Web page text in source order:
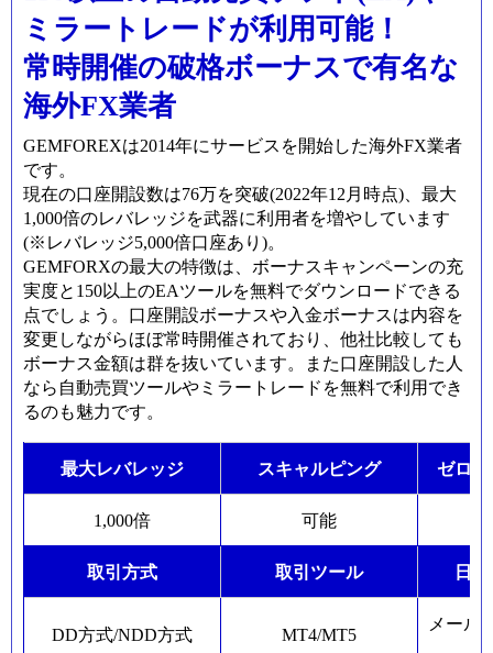
ミラートレードが利用可能！
常時開催の破格ボーナスで有名な
海外FX業者
GEMFOREXは2014年にサービスを開始した海外FX業者
です。
現在の口座開設数は76万を突破(2022年12月時点)、最大
1,000倍のレバレッジを武器に利用者を増やしています
(※レバレッジ5,000倍口座あり )。
GEMFORXの最大の特徴は、ボーナスキャンペーンの充
実度と150以上のEAツールを無料でダウンロードできる
点でしょう。口座開設ボーナスや入金ボーナスは内容を
変更しながらほぼ常時開催されており、他社比較しても
ボーナス金額は群を抜いています。また口座開設した人
なら自動売買ツールやミラートレードを無料で利用でき
るのも魅力です。
最大レバレッジ スキャルピング ゼロ
1,000倍 可能
取引方式 取引ツール 日
DD方式/NDD方式 MT4/MT5
メール